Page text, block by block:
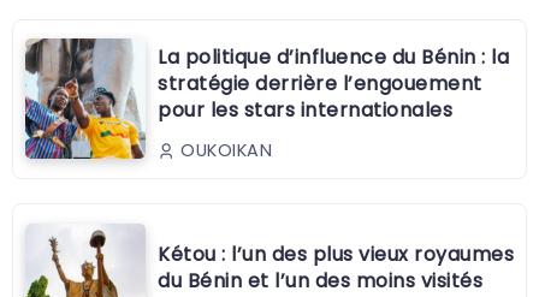
La politique d’influence du Bénin : la
stratégie derrière l’engouement
pour les stars internationales
OUKOIKAN
Kétou : l’un des plus vieux royaumes
du Bénin et l’un des moins visités